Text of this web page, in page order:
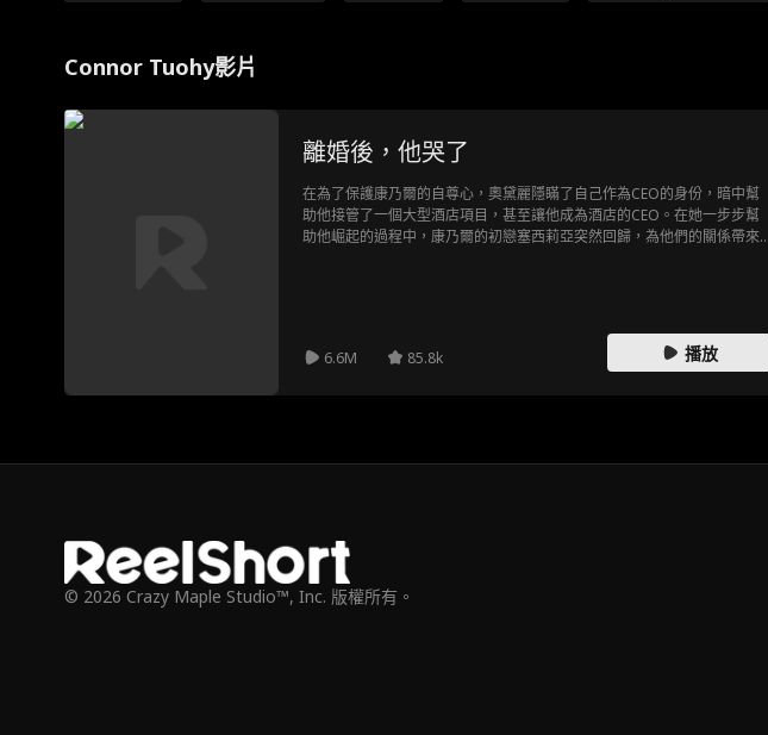
Connor Tuohy影片
離婚後，他哭了
在為了保護康乃爾的自尊心，奧黛麗隱瞞了自己作為CEO的身份，暗中幫
助他接管了一個大型酒店項目，甚至讓他成為酒店的CEO。在她一步步幫
助他崛起的過程中，康乃爾的初戀塞西莉亞突然回歸，為他們的關係帶來
6.6M 85.8k 播放
© 2026 Crazy Maple Studio™, Inc. 版權所有。